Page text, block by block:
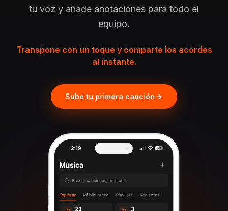
tu voz y añade anotaciones para todo el
equipo.
Transpone con un toque y comparte los acordes
al instante.
Sube tu primera canción